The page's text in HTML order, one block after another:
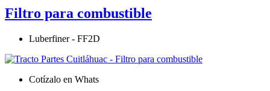
Filtro para combustible
Luberfiner - FF2D
Cotízalo en Whats